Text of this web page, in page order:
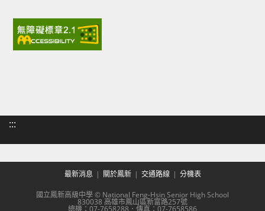
:::
最新消息 關於鳳新 交通路線 分機表
國立鳳新高級中學 © National Feng-Hsin Senior High School
830038 高雄市鳳山區新富路257號
總機：07-7658288．傳真：07-7658586